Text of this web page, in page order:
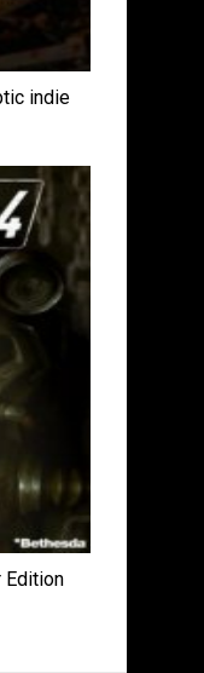
indie
Edition